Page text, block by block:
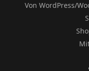
Von WordPress/